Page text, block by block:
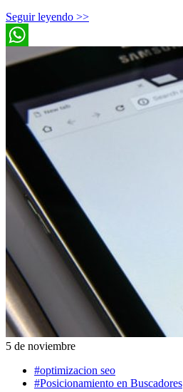
Seguir leyendo >>
WhatsApp
5 de noviembre
#optimizacion seo
#Posicionamiento en Buscadores